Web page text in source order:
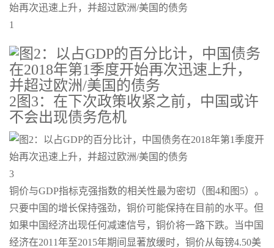
1
2图3：在下次政策收紧之前，中国或许
不会出现债务危机
3
铜价与GDP指标克强指数的相关性最为密切（图4和图5）。
只要中国的增长保持强劲，铜价可能保持在目前的水平。但
如果中国经济出现任何减速信号，铜价将一路下跌。当中国
经济在2011年至2015年期间显著放缓时，铜价从每镑4.50美